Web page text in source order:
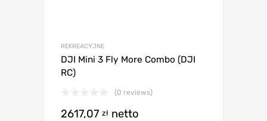
REKREACYJNE
DJI Mini 3 Fly More Combo (DJI
RC)
(0 reviews)
2617,07 zł netto